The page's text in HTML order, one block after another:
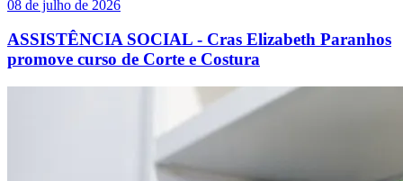
08 de julho de 2026
ASSISTÊNCIA SOCIAL - Cras Elizabeth Paranhos
promove curso de Corte e Costura